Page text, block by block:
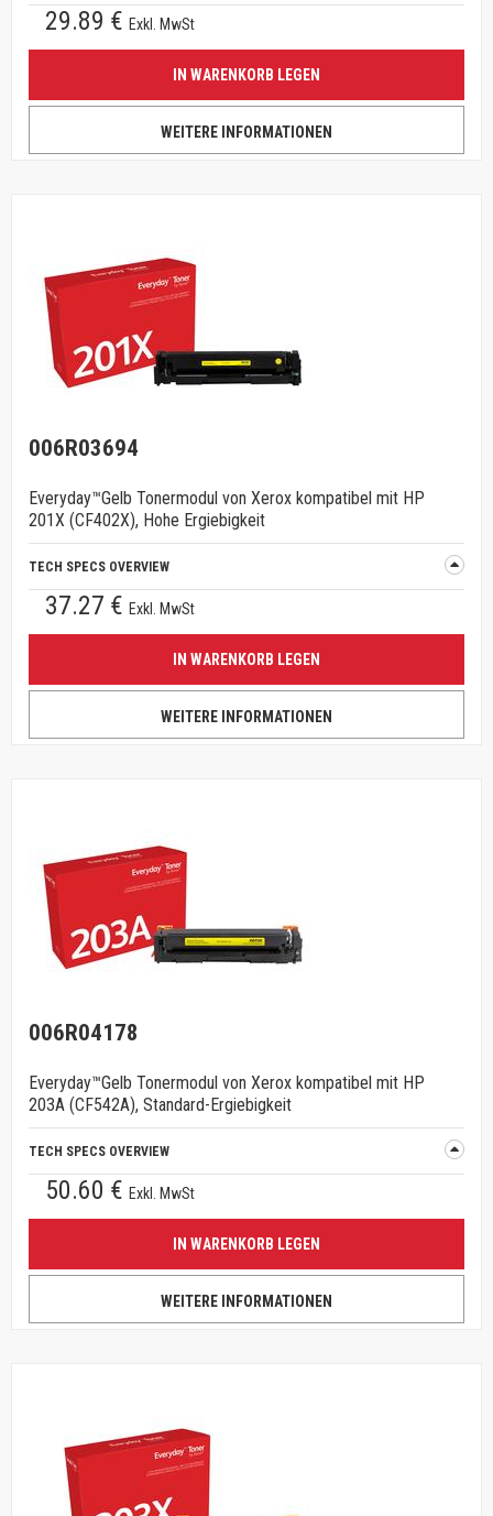
29.89 € Exkl. MwSt
IN WARENKORB LEGEN
WEITERE INFORMATIONEN
006R03694
Everyday™Gelb Tonermodul von Xerox kompatibel mit HP
201X (CF402X), Hohe Ergiebigkeit
TECH SPECS OVERVIEW
37.27 € Exkl. MwSt
IN WARENKORB LEGEN
WEITERE INFORMATIONEN
006R04178
Everyday™Gelb Tonermodul von Xerox kompatibel mit HP
203A (CF542A), Standard-Ergiebigkeit
TECH SPECS OVERVIEW
50.60 € Exkl. MwSt
IN WARENKORB LEGEN
WEITERE INFORMATIONEN